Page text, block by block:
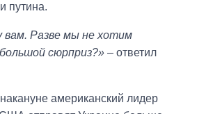
путина.
вам. Разве мы не хотим
сюрприз?» – ответил
американский лидер